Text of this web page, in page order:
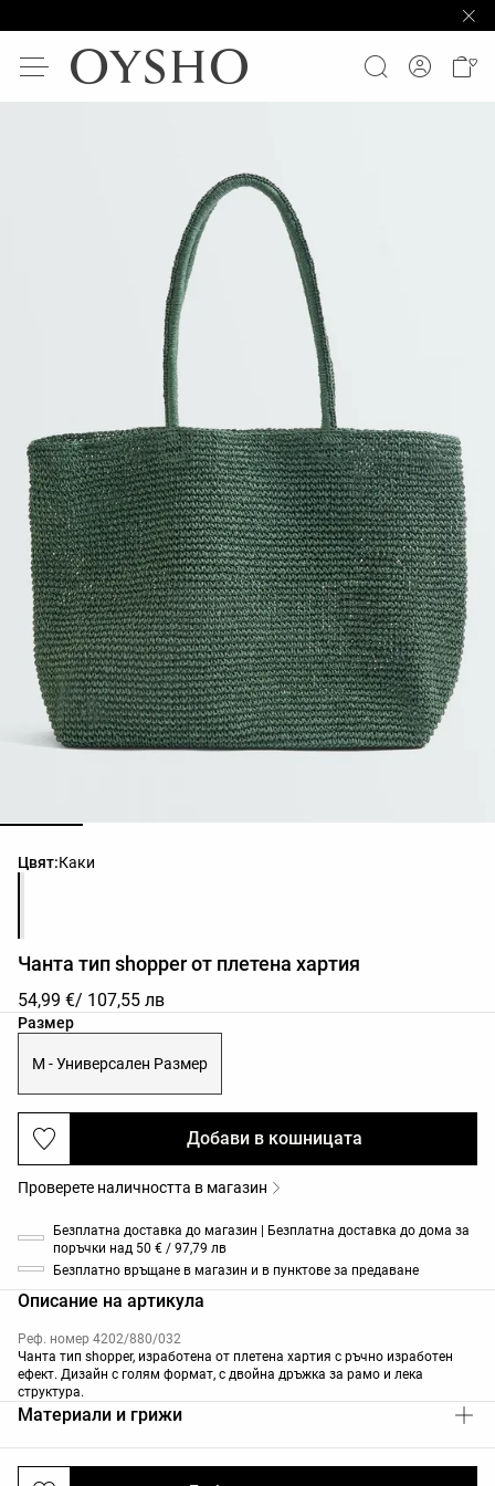
Цвят:Каки
Списък с цветове на продукта
Чанта тип shopper от плетена хартия
54,99 €/ 107,55 лв
Размер
Списък с размери на продукта
M - Универсален Размер
Добави в кошницата
Проверете наличността в магазин
Безплатна доставка до магазин | Безплатна доставка до дома за
поръчки над 50 € / 97,79 лв
Безплатно връщане в магазин и в пунктове за предаване
Описание на артикула
Реф. номер 4202/880/032
Чанта тип shopper, изработена от плетена хартия с ръчно изработен
ефект. Дизайн с голям формат, с двойна дръжка за рамо и лека
структура.
Материали и грижи